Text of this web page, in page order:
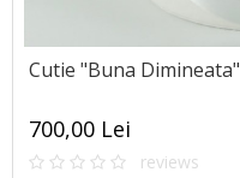
Cutie "Buna Dimineata"
700,00 Lei
reviews